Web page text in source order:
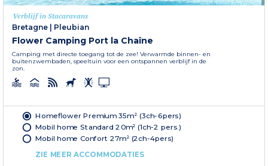
Verblijf in Stacaravans
Bretagne
Pleubian
Flower Camping Port la Chaîne
Camping met directe toegang tot de zee! Verwarmde binnen- en
buitenzwembaden, speeltuin voor een ontspannen verblijf in de
zon.
Homeflower Premium 35m² (3ch-6pers)
Mobil home Standard 20m² (1ch-2 pers.)
Mobil home Confort 27m² (2ch-4pers)
ZIE MEER ACCOMMODATIES